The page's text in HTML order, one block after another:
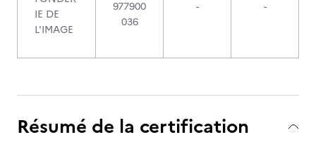
IE DE
L'IMAGE
977900
036
- -
Résumé de la certification